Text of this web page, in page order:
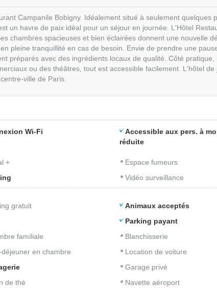
Campanile Bobigny. Idéalement situé à seulement
un havre de paix idéal pour un séjour en journée. L'Hôtel
chambres spacieuses et bien éclairées donnent une nouvelle
pleine tranquillité en cas de besoin. Envie de prendre une
préparés avec des ingrédients locaux de qualité. Côté
ou des théâtres, tout est accessible facilement. L'hôtel
ville de Paris.
Wi-Fi
Accessible aux pers. à
réduite
+
Espace fumeurs
Vidéo surveillance
gratuit Animaux acceptés
Parking payant
familiale
Blanchisserie
déjeuner en chambre
Location de voiture
Garage privé
de thé
Navette aéroport